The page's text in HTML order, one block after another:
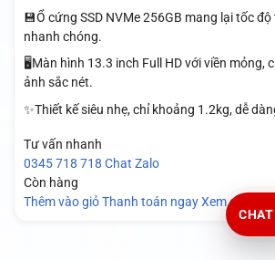
💾Ổ cứng SSD NVMe 256GB mang lại tốc
nhanh chóng.
🖥️Màn hình 13.3 inch Full HD với viền mỏng,
ảnh sắc nét.
✨Thiết kế siêu nhẹ, chỉ khoảng 1.2kg, dễ
Tư vấn nhanh
0345 718 718 Chat Zalo
Còn hàng
Thêm vào giỏ Thanh toán ngay Xem chi tiết